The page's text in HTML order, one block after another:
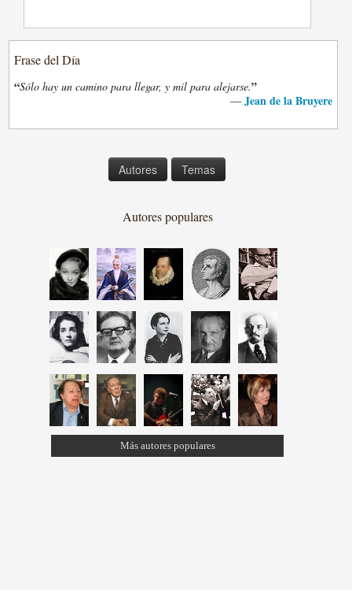
Frase del Día
“Sólo hay un camino para llegar, y mil para alejarse.”
— Jean de la Bruyere
Autores Temas
Autores populares
Más autores populares